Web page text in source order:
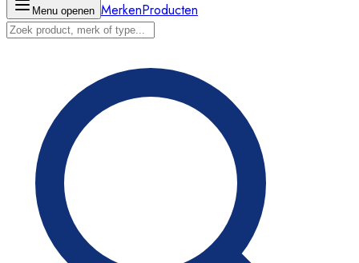
Menu openen MerkenProducten